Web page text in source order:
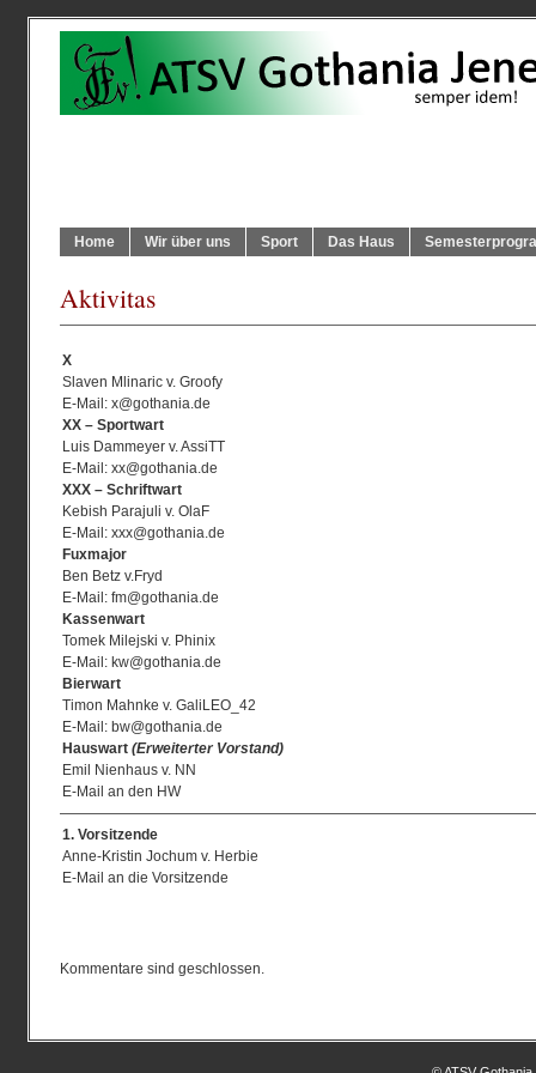
Home Wir über uns Sport Das Haus
Aktivitas
X
Slaven Mlinaric v. Groofy
E-Mail: x@gothania.de
XX – Sportwart
Luis Dammeyer v. AssiTT
E-Mail: xx@gothania.de
XXX – Schriftwart
Kebish Parajuli v. OlaF
E-Mail: xxx@gothania.de
Fuxmajor
Ben Betz v.Fryd
E-Mail: fm@gothania.de
Kassenwart
Tomek Milejski v. Phinix
E-Mail: kw@gothania.de
Bierwart
Timon Mahnke v. GaliLEO_42
E-Mail: bw@gothania.de
Hauswart (Erweiterter Vorstand)
Emil Nienhaus v. NN
E-Mail an den HW
1. Vorsitzende
Anne-Kristin Jochum v. Herbie
E-Mail an die Vorsitzende
Kommentare sind geschlossen.